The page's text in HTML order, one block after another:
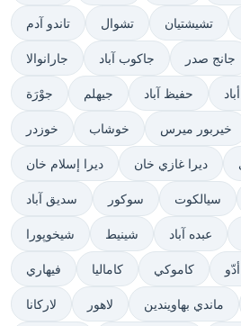
تاندو آدم تشوال تشيشتيان
جارانوالا جاكوب آباد جانج صدر
جوْرَة جيهلم حفيظ آباد
خوزدر خوشاب خيربور ميرس
ديرا إسلام خان ديرا غازي خان
سديق آباد سوكور سيالكوت
شيخوپورا شينيط عبده آباد
فيهاري كاماليا كاموكي
لاركانا لاهور ماندي بهاويندين